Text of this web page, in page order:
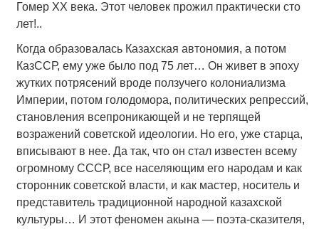
Гомер ХХ века. Этот человек прожил практически сто
лет!..
Когда образовалась Казахская автономия, а потом
КазССР, ему уже было под 75 лет… Он живет в эпоху
жутких потрясений вроде ползучего колониализма
Империи, потом голодомора, политических репрессий,
становления всепроникающей и не терпящей
возражений советской идеологии. Но его, уже старца,
вписывают в нее. Да так, что он стал известен всему
огромному СССР, все населяющим его народам и как
сторонник советской власти, и как мастер, носитель и
представитель традиционной народной казахской
культуры… И этот феномен акына — поэта-сказителя,